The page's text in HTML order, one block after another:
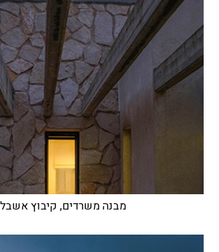
מבנה משרדים, קיבוץ אשבל